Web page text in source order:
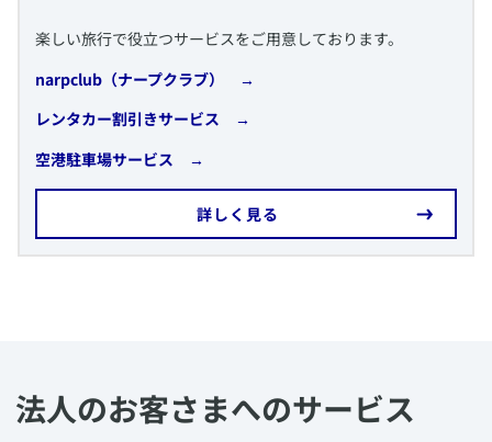
​楽しい旅行で役立つサービスをご用意しております。
narpclub（ナープクラブ） →
​レンタカー割引きサービス →
​空港駐車場サービス →
​詳しく見る
法人のお客さまへのサービス